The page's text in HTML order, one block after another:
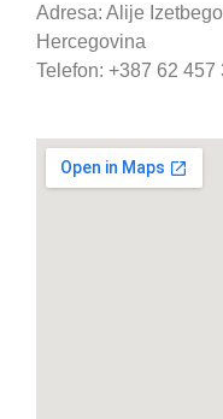
Adresa: Alije
Hercegovina
Telefon: +387 62 457